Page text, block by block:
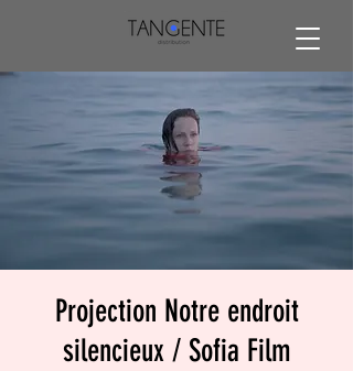
Projection Notre endroit
silencieux / Sofia Film